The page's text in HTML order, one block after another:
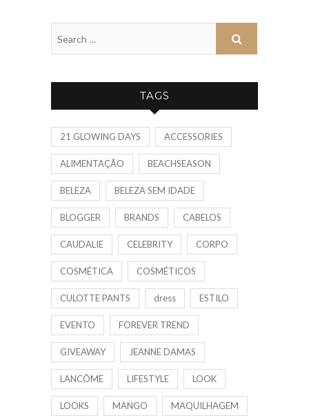
TAGS
21 GLOWING DAYS ACCESSORIES
ALIMENTAÇÃO BEACHSEASON
BELEZA BELEZA SEM IDADE
BLOGGER BRANDS CABELOS
CAUDALIE CELEBRITY CORPO
COSMÉTICA COSMÉTICOS
CULOTTE PANTS dress ESTILO
EVENTO FOREVER TREND
GIVEAWAY JEANNE DAMAS
LANCÔME LIFESTYLE LOOK
LOOKS MANGO MAQUILHAGEM